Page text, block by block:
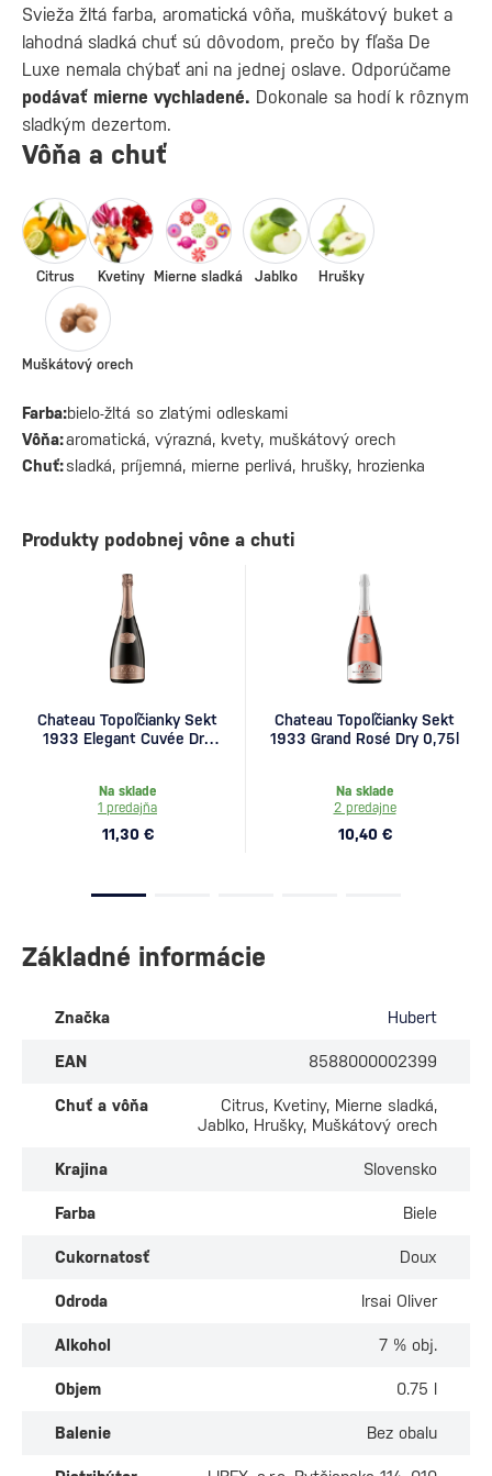
Svieža žltá farba, aromatická vôňa, muškátový buket a
lahodná sladká chuť sú dôvodom, prečo by fľaša De
Luxe nemala chýbať ani na jednej oslave. Odporúčame
podávať mierne vychladené. Dokonale sa hodí k rôznym
sladkým dezertom.
Vôňa a chuť
Farba:bielo-žltá so zlatými odleskami
Vôňa:aromatická, výrazná, kvety, muškátový orech
Chuť:sladká, príjemná, mierne perlivá, hrušky, hrozienka
Citrus Kvetiny Mierne sladká Jablko Hrušky
Muškátový orech
Produkty podobnej vône a chuti
Chateau Topoľčianky Sekt
1933 Elegant Cuvée Dry
Na sklade
1 predajňa
11,30 €
Chateau Topoľčianky Sekt
1933 Grand Rosé Dry 0,75l
Na sklade
2 predajne
10,40 €
Základné informácie
Značka Hubert
EAN 8588000002399
Chuť a vôňa
Citrus, Kvetiny, Mierne sladká,
Jablko, Hrušky, Muškátový orech
Krajina Slovensko
Farba Biele
Cukornatosť Doux
Odroda Irsai Oliver
Alkohol 7 % obj.
Objem 0.75 l
Balenie Bez obalu